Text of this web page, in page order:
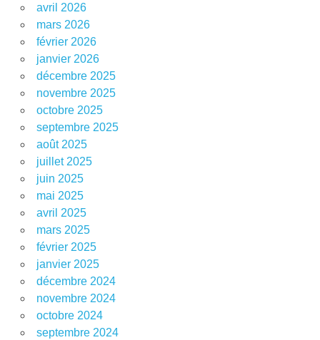
avril 2026
mars 2026
février 2026
janvier 2026
décembre 2025
novembre 2025
octobre 2025
septembre 2025
août 2025
juillet 2025
juin 2025
mai 2025
avril 2025
mars 2025
février 2025
janvier 2025
décembre 2024
novembre 2024
octobre 2024
septembre 2024